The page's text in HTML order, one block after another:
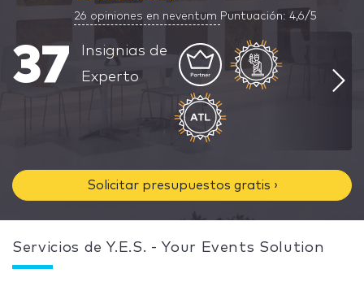
26 opiniones en neventum Puntuación: 4,6/5
37
Insignias de
Experto
Solicitar presupuestos gratis ›
Servicios de Y.E.S. - Your Events Solution